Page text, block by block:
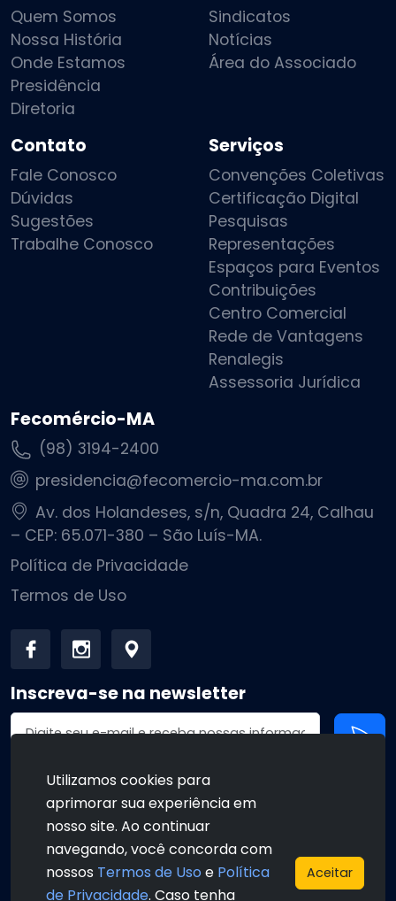
Quem Somos
Nossa História
Onde Estamos
Presidência
Diretoria
Sindicatos
Notícias
Área do Associado
Contato
Fale Conosco
Dúvidas
Sugestões
Trabalhe Conosco
Serviços
Convenções Coletivas
Certificação Digital
Pesquisas
Representações
Espaços para Eventos
Contribuições
Centro Comercial
Rede de Vantagens
Renalegis
Assessoria Jurídica
Fecomércio-MA
(98) 3194-2400
presidencia@fecomercio-ma.com.br
Av. dos Holandeses, s/n, Quadra 24, Calhau
– CEP: 65.071-380 – São Luís-MA.
Política de Privacidade
Termos de Uso
Inscreva-se na newsletter
Endereço de email
•
Utilizamos cookies para
aprimorar sua experiência em
nosso site. Ao continuar
navegando, você concorda com
nossos Termos de Uso e Política
de Privacidade. Caso tenha
Aceitar